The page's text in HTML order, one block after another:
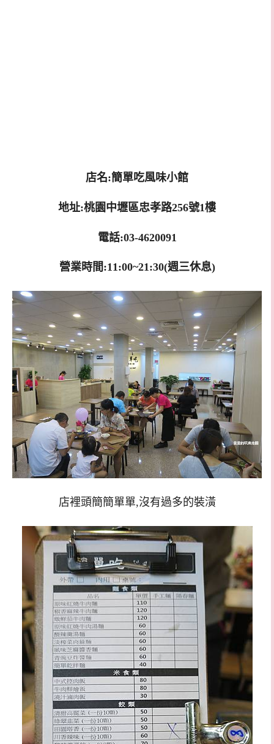
店名:簡單吃風味小館
地址:桃園中壢區忠孝路256號1樓
電話:03-4620091
營業時間:11:00~21:30(週三休息)
店裡頭簡簡單單,沒有過多的裝潢